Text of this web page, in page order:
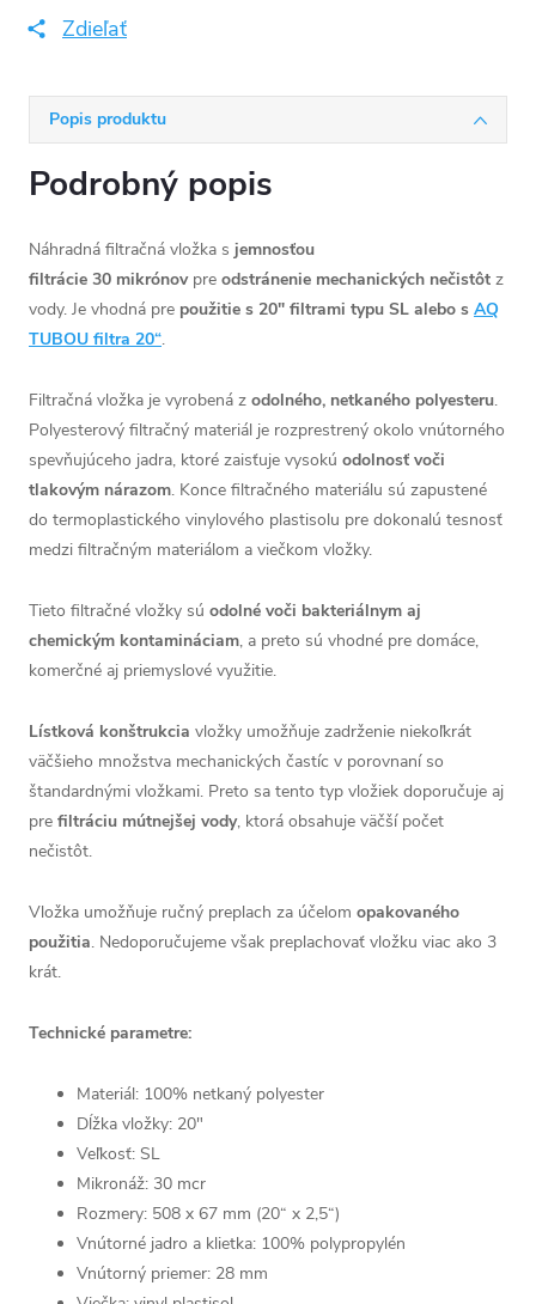
Zdieľať
Popis produktu
Podrobný popis
Náhradná filtračná vložka s jemnosťou
filtrácie 30 mikrónovpre odstránenie mechanických nečistôt z
vody. Je vhodná pre použitie s 20" filtrami typu SL alebo s AQ
TUBOU filtra 20“.
Filtračná vložka je vyrobená z odolného, netkaného polyesteru.
Polyesterový filtračný materiál je rozprestrený okolo vnútorného
spevňujúceho jadra, ktoré zaisťuje vysokú odolnosť voči
tlakovým nárazom. Konce filtračného materiálu sú zapustené
do termoplastického vinylového plastisolu pre dokonalú tesnosť
medzi filtračným materiálom a viečkom vložky.
Tieto filtračné vložky sú odolné voči bakteriálnym aj
chemickým kontamináciam, a preto sú vhodné pre domáce,
komerčné aj priemyslové využitie.
Lístková konštrukcia vložky umožňuje zadrženie niekoľkrát
väčšieho množstva mechanických častíc v porovnaní so
štandardnými vložkami. Preto sa tento typ vložiek doporučuje aj
pre filtráciu mútnejšej vody, ktorá obsahuje väčší počet
nečistôt.
Vložka umožňuje ručný preplach za účelom opakovaného
použitia. Nedoporučujeme však preplachovať vložku viac ako 3
krát.
Technické parametre:
Materiál: 100% netkaný polyester
Dĺžka vložky: 20"
Veľkosť: SL
Mikronáž: 30 mcr
Rozmery: 508 x 67 mm (20“ x 2,5“)
Vnútorné jadro a klietka: 100% polypropylén
Vnútorný priemer: 28 mm